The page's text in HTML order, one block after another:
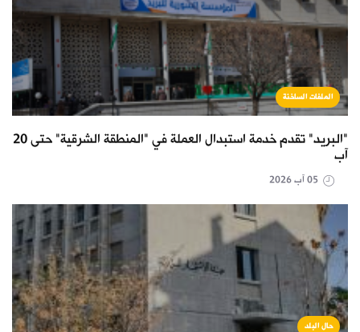
الملفات الساخنة
"البريد" تقدم خدمة استبدال العملة في "المنطقة الشرقية" حتى 20
آب
حال البلد